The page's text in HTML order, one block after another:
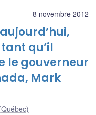
8 novembre 2012
qu’il
le gouverneur
Mark